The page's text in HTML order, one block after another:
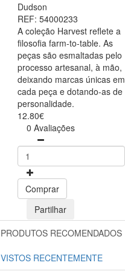
Dudson
REF: 54000233
A coleção Harvest reflete a
filosofia farm-to-table. As
peças são esmaltadas pelo
processo artesanal, à mão,
deixando marcas únicas em
cada peça e dotando-as de
personalidade.
12.80€
0 Avaliações
Comprar
Partilhar
PRODUTOS RECOMENDADOS
VISTOS RECENTEMENTE